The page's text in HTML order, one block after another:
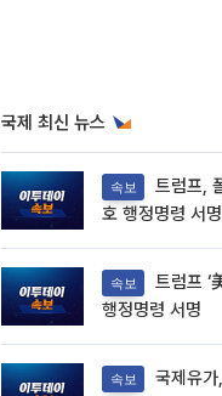
국제 최신 뉴스
속보
호 행정명령 서명
속보
행정명령 서명
속보